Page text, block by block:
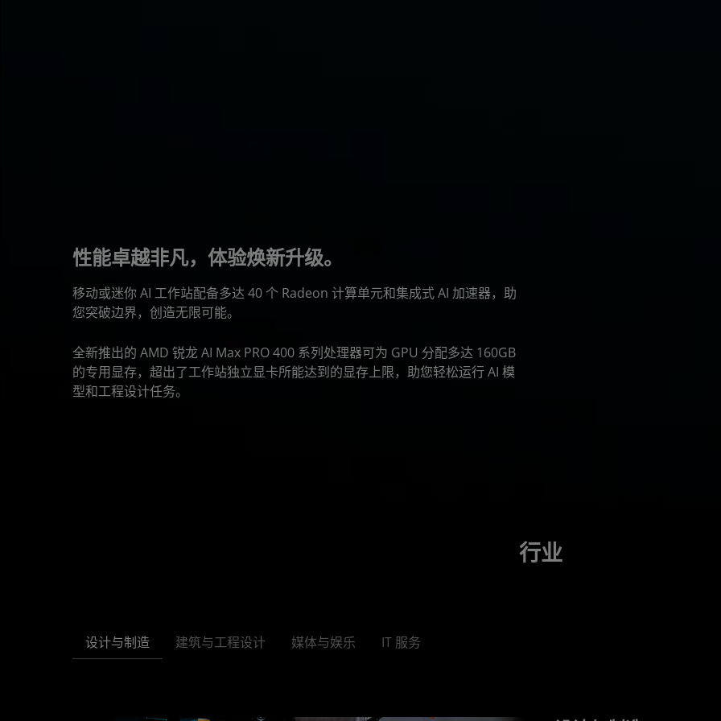
性能卓越非凡，体验焕新升级。
移动或迷你 AI 工作站配备多达 40 个 Radeon 计算单元和集成式 AI 加速器，助
您突破边界，创造无限可能。
全新推出的 AMD 锐龙 AI Max PRO 400 系列处理器可为 GPU 分配多达 160GB
的专用显存，超出了工作站独立显卡所能达到的显存上限，助您轻松运行 AI 模
型和工程设计任务。
行业
设计与制造 建筑与工程设计 媒体与娱乐 IT 服务